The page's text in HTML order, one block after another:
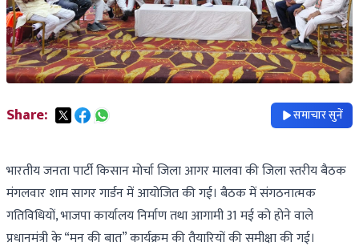
Share: समाचार सुनें
भारतीय जनता पार्टी किसान मोर्चा जिला आगर मालवा की जिला स्तरीय बैठक
मंगलवार शाम सागर गार्डन में आयोजित की गई। बैठक में संगठनात्मक
गतिविधियों, भाजपा कार्यालय निर्माण तथा आगामी 31 मई को होने वाले
प्रधानमंत्री के “मन की बात” कार्यक्रम की तैयारियों की समीक्षा की गई।